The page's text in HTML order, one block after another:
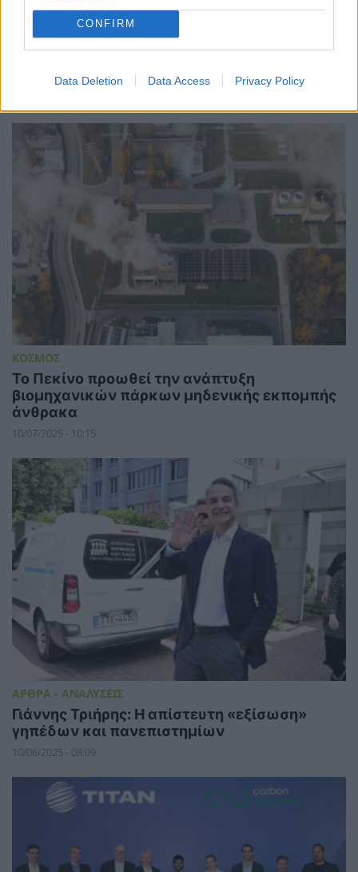
CONFIRM
Data Deletion Data Access Privacy Policy
ΠΕΡΙΒΑΛΛΟΝ
Η ρύπανση από άνθρακα στις ΗΠΑ αυξήθηκε
το περιβάλλον
ΚΟΣΜΟΣ
Το Πεκίνο προωθεί την ανάπτυξη
βιομηχανικών πάρκων μηδενικής εκπομπής
άνθρακα
10/07/2025 - 10:15
ΑΡΘΡΑ - ΑΝΑΛΥΣΕΙΣ
Γιάννης Τριήρης: Η απίστευτη «εξίσωση»
γηπέδων και πανεπιστημίων
10/06/2025 - 08:09